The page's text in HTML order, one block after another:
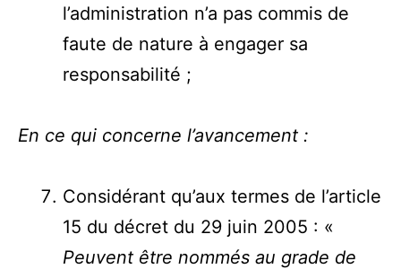
l’administration n’a pas commis de
faute de nature à engager sa
responsabilité ;
En ce qui concerne l’avancement :
Considérant qu’aux termes de l’article
15 du décret du 29 juin 2005 : «
Peuvent être nommés au grade de